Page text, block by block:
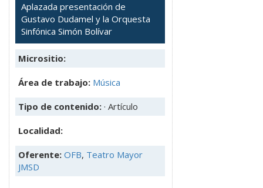
Aplazada presentación de
Gustavo Dudamel y la Orquesta
Sinfónica Simón Bolívar
Micrositio:
Área de trabajo: Música
Tipo de contenido: · Artículo
Localidad:
Oferente: OFB, Teatro Mayor
JMSD